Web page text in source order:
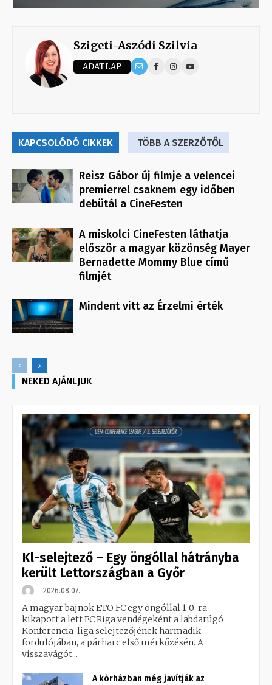
Szigeti-Aszódi Szilvia
ADATLAP
KAPCSOLÓDÓ CIKKEK TÖBB A SZERZŐTŐL
Reisz Gábor új filmje a velencei
premierrel csaknem egy időben
debütál a CineFesten
A miskolci CineFesten láthatja
először a magyar közönség Mayer
Bernadette Mommy Blue című
filmjét
Mindent vitt az Érzelmi érték
NEKED AJÁNLJUK
Kl-selejtező – Egy öngóllal hátrányba
került Lettországban a Győr
2026.08.07.
A magyar bajnok ETO FC egy öngóllal 1-0-ra
kikapott a lett FC Riga vendégeként a labdarúgó
Konferencia-liga selejtezőjének harmadik
fordulójában, a párharc első mérkőzésén. A
visszavágót...
A kórházban még javítják az